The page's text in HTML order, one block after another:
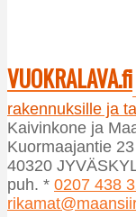
sivulla.
VUOKRALAVA.fi
rakennuksille ja
Kaivinkone ja
Kuormaajantie 23
40320
puh. * 0207 438